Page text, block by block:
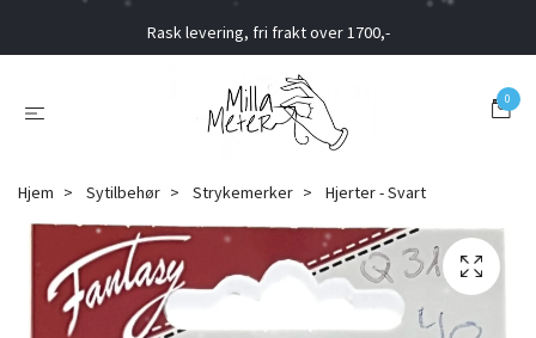
Rask levering, fri frakt over 1700,-
0
Hjem Sytilbehør Strykemerker Hjerter - Svart